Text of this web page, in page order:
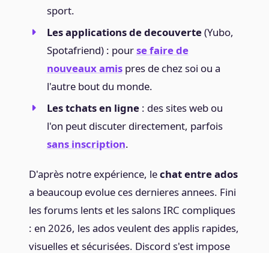
sport.
Les applications de decouverte(Yubo,
Spotafriend) : pourse faire de
nouveaux amispres de chez soi ou a
l'autre bout du monde.
Les tchats en ligne: des sites web ou
l'on peut discuter directement, parfois
sans inscription.
D'après notre expérience, lechat entre ados
a beaucoup evolue ces dernieres annees. Fini
les forums lents et les salons IRC compliques
: en 2026, les ados veulent des applis rapides,
visuelles et sécurisées. Discord s'est impose